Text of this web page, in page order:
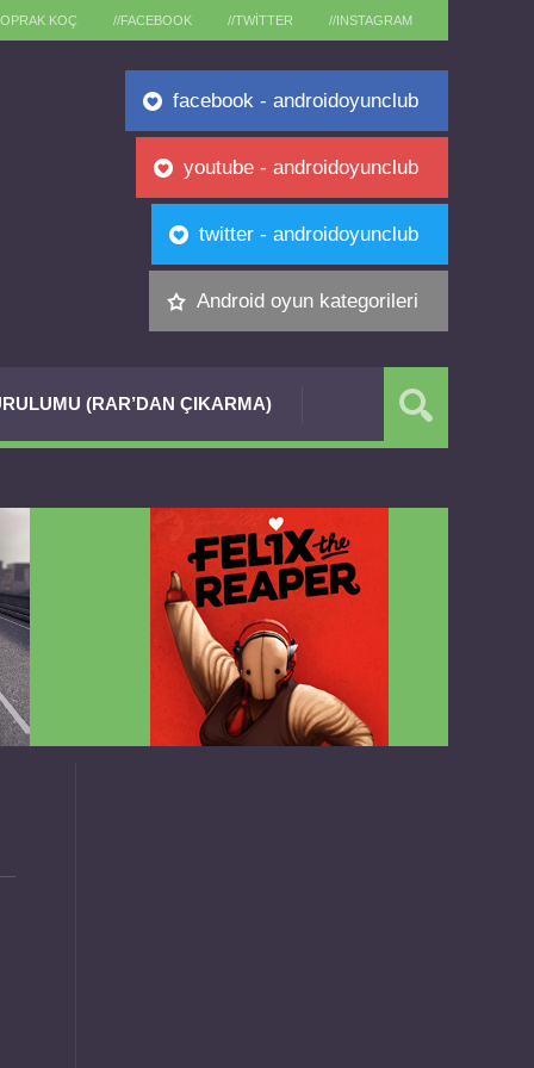
KOÇ //FACEBOOK //TWITTER //INSTAGRAM
facebook - androidoyunclub
youtube - androidoyunclub
twitter - androidoyunclub
Android oyun kategorileri
(RAR’DAN ÇIKARMA)